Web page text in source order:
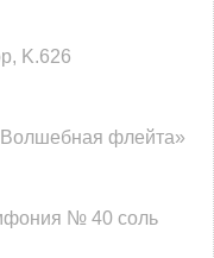
K.626
флейта»
№ 40 соль